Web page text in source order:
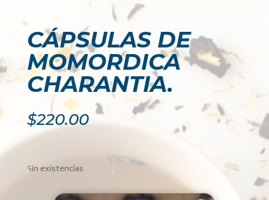
CÁPSULAS DE
MOMORDICA
CHARANTIA.
$220.00
Sin existencias